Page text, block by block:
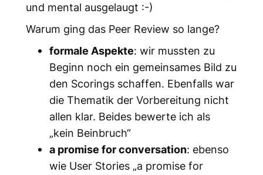
und mental ausgelaugt :-)
Warum ging das Peer Review so lange?
formale Aspekte: wir mussten zu
Beginn noch ein gemeinsames Bild zu
den Scorings schaffen. Ebenfalls war
die Thematik der Vorbereitung nicht
allen klar. Beides bewerte ich als
„kein Beinbruch“
a promise for conversation: ebenso
wie User Stories „a promise for